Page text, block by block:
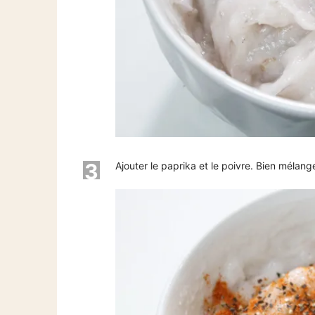
3 Ajouter le paprika et le poivre. Bien